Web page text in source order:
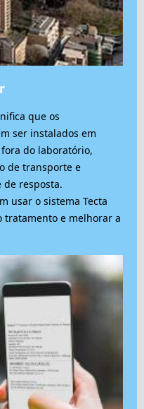
que os
ser instalados em
do laboratório,
de transporte e
de resposta.
usar o sistema Tecta
tratamento e melhorar a